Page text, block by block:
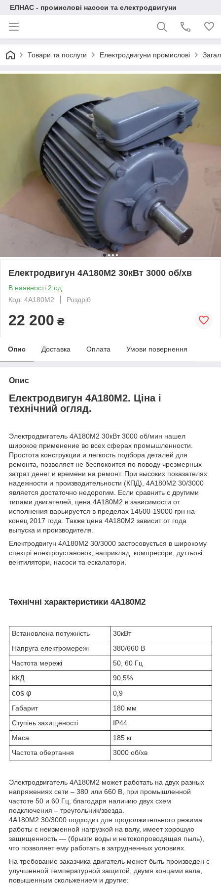
ЕЛНАС - промислові насоси та електродвигуни
Товари та послуги Електродвигуни промислові
Електродвигун 4А180М2 30кВт 3000 об/хв
В наявності 2 од.
Код: 4А180М2
Роздріб
22 200 ₴
Опис Доставка Оплата Умови повернення
Опис
Електродвигун 4А180М2. Ціна і
технічний огляд.
Электродвигатель 4А180М2 30кВт 3000 об/мин нашел
широкое применение во всех сферах промышленности.
Простота конструкции и легкость подбора деталей для
ремонта, позволяет не беспокоится по поводу чрезмерных
затрат денег и времени на ремонт. При высоких показателях
надежности и производительности (КПД), 4А180М2 30/3000
является достаточно недорогим. Если сравнить с другими
типами двигателей, цена 4А180М2 в зависимости от
исполнения варьируется в пределах 14500-19000 грн на
конец 2017 года. Также цена 4А180М2 зависит от года
выпуска и производителя.
Електродвигун 4А180М2 30/3000 застосовується в широкому
спектрі електроустановок, наприклад: компресори, дуттьові
вентилятори, насоси та ескалатори.
Технічні характеристики 4А180М2
Встановлена потужність
30кВт
Напруга електромережі
380/660 В
Частота мережі
50, 60 Гц
ККД
90,5%
cos φ
0,9
Габарит
180 мм
Ступінь захищеності
IP44
Маса
185 кг
Частота обертання
3000 об/хв
Электродвигатель 4А180М2 может работать на двух разных
напряжениях сети – 380 или 660 В, при промышленной
частоте 50 и 60 Гц, благодаря наличию двух схем
подключения – треугольник/звезда.
4А180М2 30/3000 подходит для продолжительного режима
работы с неизменной нагрузкой на валу, имеет хорошую
защищенность ― (брызги воды и нетокопроводящая пыль),
что позволяет ему работать в затрудненных условиях.
На требование заказчика двигатель может быть произведен с
улучшенной температурной защитой, двумя концами вала,
повышенным скольжением и другие: